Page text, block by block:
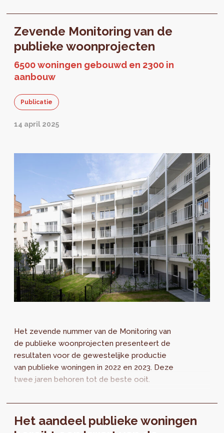
Zevende Monitoring van de
publieke woonprojecten
6500 woningen gebouwd en 2300 in
aanbouw
Publicatie
14 april 2025
Het zevende nummer van de Monitoring van
de publieke woonprojecten presenteert de
resultaten voor de gewestelijke productie
van publieke woningen in 2022 en 2023. Deze
twee jaren behoren tot de beste ooit.
Het aandeel publieke woningen